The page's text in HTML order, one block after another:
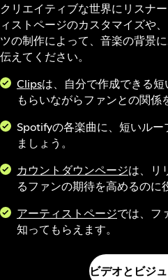
クリエイティブな世界にリスナ
ィストページのカスタマイズや
ツの制作によって、音楽の背景
伝えてください。
Clipsは、自分で作成できる
もらいながらファンとの関係
Spotifyの各楽曲に、短いルー
ましょう。
カウントダウンページは、リ
るファンの期待を高めるのに
アーティストページでは、フ
知ってもらえます。
ビデオとビジ